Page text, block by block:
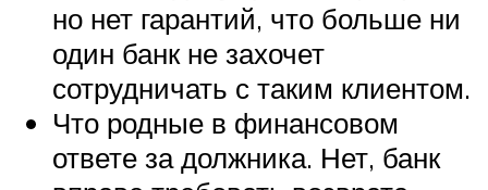
но нет гарантий, что больше ни
один банк не захочет
сотрудничать с таким клиентом.
Что родные в финансовом
ответе за должника. Нет, банк